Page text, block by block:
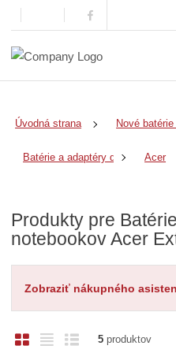
Úvodná strana Nové batérie
Batérie a adaptéry do notebookov
Acer
Produkty pre
notebookov Acer
Zobraziť nákupného
O
R
5produktov